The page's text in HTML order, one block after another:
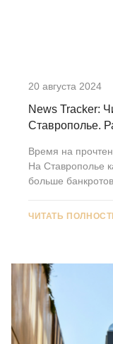
20 августа 2024
News Tracker:
Ставрополье.
Время на
На Ставрополье
больше
ЧИТАТЬ